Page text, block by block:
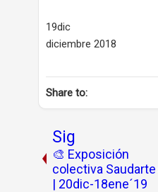
19dic
diciembre 2018
Share to:
Sig
🎨 Exposición
colectiva Saudarte
| 20dic-18ene´19